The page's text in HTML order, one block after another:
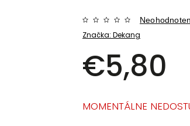
Značka:Dekang
€5,80
MOMENTÁLNE